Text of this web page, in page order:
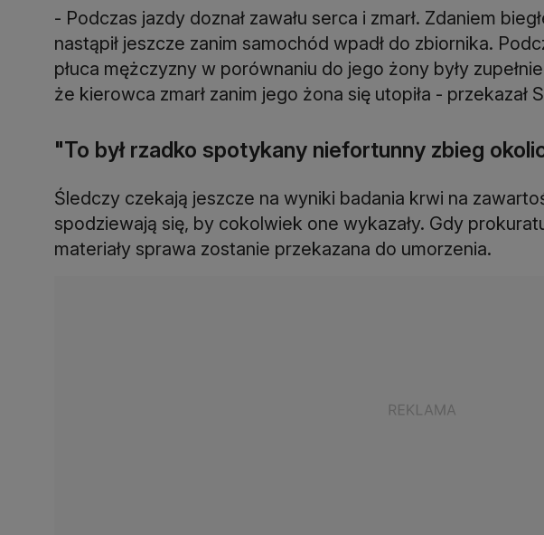
- Podczas jazdy doznał zawału serca i zmarł. Zdaniem
nastąpił jeszcze zanim samochód wpadł do zbiornika.
płuca mężczyzny w porównaniu do jego żony były
że kierowca zmarł zanim jego żona się utopiła - przekazał
"To był rzadko spotykany niefortunny zbieg
Śledczy czekają jeszcze na wyniki badania krwi na
spodziewają się, by cokolwiek one wykazały. Gdy
materiały sprawa zostanie przekazana do umorzenia.